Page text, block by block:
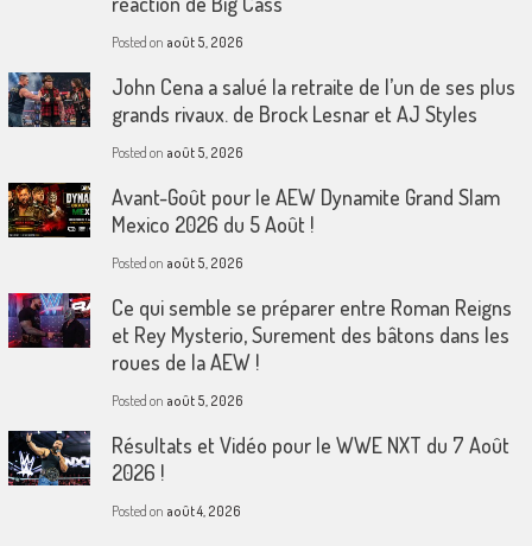
Posted on août 5, 2026
John Cena a salué la retraite de l’un de ses plus
grands rivaux. de Brock Lesnar et AJ Styles
Posted on août 5, 2026
Avant-Goût pour le AEW Dynamite Grand Slam
Mexico 2026 du 5 Août !
Posted on août 5, 2026
Ce qui semble se préparer entre Roman Reigns
et Rey Mysterio, Surement des bâtons dans les
roues de la AEW !
Posted on août 5, 2026
Résultats et Vidéo pour le WWE NXT du 7 Août
2026 !
Posted on août 4, 2026